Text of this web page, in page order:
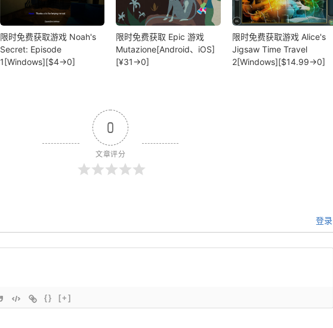
限时免费获取游戏 Noah's
Secret: Episode
1[Windows][$4→0]
限时免费获取 Epic 游戏
Mutazione[Android、iOS]
[¥31→0]
限时免费获取游戏 Alice's
Jigsaw Time Travel
2[Windows][$14.99→0]
0
文章评分
登录
{} [+]